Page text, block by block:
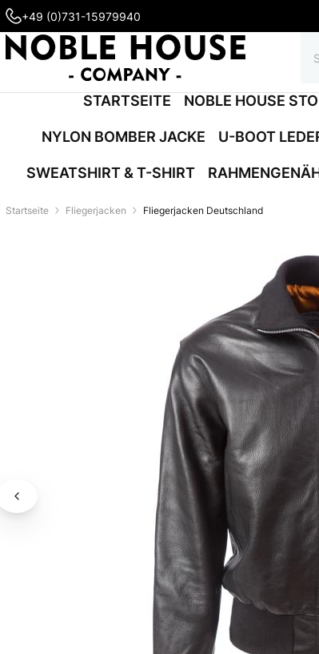
+49 (0)731-15979940
STARTSEITE NOBLE HOUSE
NYLON BOMBER JACKE U-BOOT
SWEATSHIRT & T-SHIRT
Startseite Fliegerjacken Fliegerjacken Deutschland